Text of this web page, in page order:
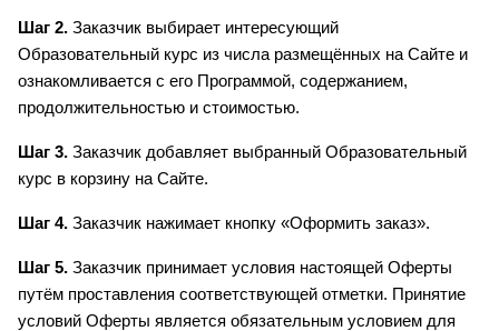
Шаг 2. Заказчик выбирает интересующий
Образовательный курс из числа размещённых на Сайте и
ознакомливается с его Программой, содержанием,
продолжительностью и стоимостью.
Шаг 3. Заказчик добавляет выбранный Образовательный
курс в корзину на Сайте.
Шаг 4. Заказчик нажимает кнопку «Оформить заказ».
Шаг 5. Заказчик принимает условия настоящей Оферты
путём проставления соответствующей отметки. Принятие
условий Оферты является обязательным условием для